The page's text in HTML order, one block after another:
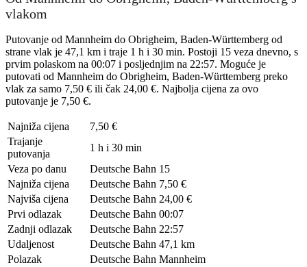
vlakom
Putovanje od Mannheim do Obrigheim, Baden-Württemberg od
strane vlak je 47,1 km i traje 1 h i 30 min. Postoji 15 veza dnevno, s
prvim polaskom na 00:07 i posljednjim na 22:57. Moguće je
putovati od Mannheim do Obrigheim, Baden-Württemberg preko
vlak za samo 7,50 € ili čak 24,00 €. Najbolja cijena za ovo
putovanje je 7,50 €.
Najniža cijena
7,50 €
Trajanje
putovanja
1 h i 30 min
Veza po danu
Deutsche Bahn 15
Najniža cijena
Deutsche Bahn 7,50 €
Najviša cijena
Deutsche Bahn 24,00 €
Prvi odlazak
Deutsche Bahn 00:07
Zadnji odlazak
Deutsche Bahn 22:57
Udaljenost
Deutsche Bahn 47,1 km
Polazak
Deutsche Bahn Mannheim